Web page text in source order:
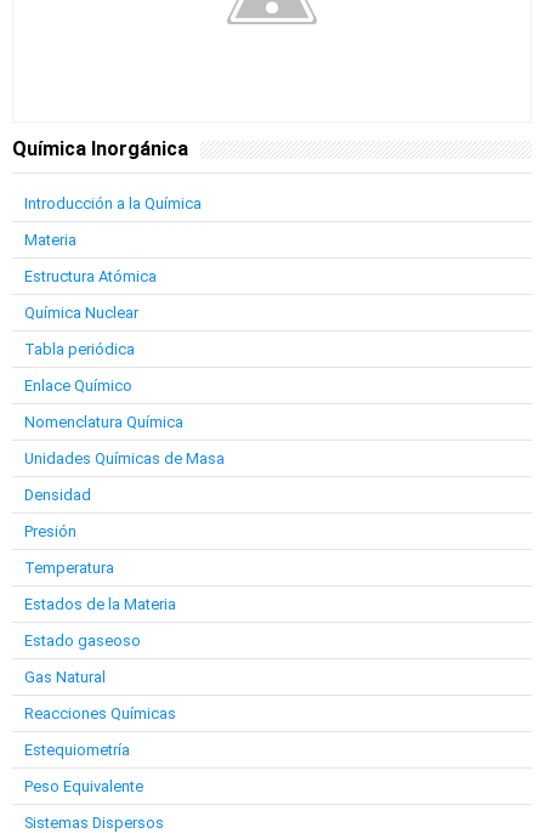
Química Inorgánica
Introducción a la Química
Materia
Estructura Atómica
Química Nuclear
Tabla periódica
Enlace Químico
Nomenclatura Química
Unidades Químicas de Masa
Densidad
Presión
Temperatura
Estados de la Materia
Estado gaseoso
Gas Natural
Reacciones Químicas
Estequiometría
Peso Equivalente
Sistemas Dispersos